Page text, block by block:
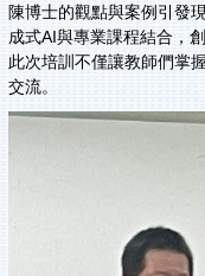
陳博士的觀點與案例引發
成式AI與專業課程結合，
此次培訓不僅讓教師們掌
交流。